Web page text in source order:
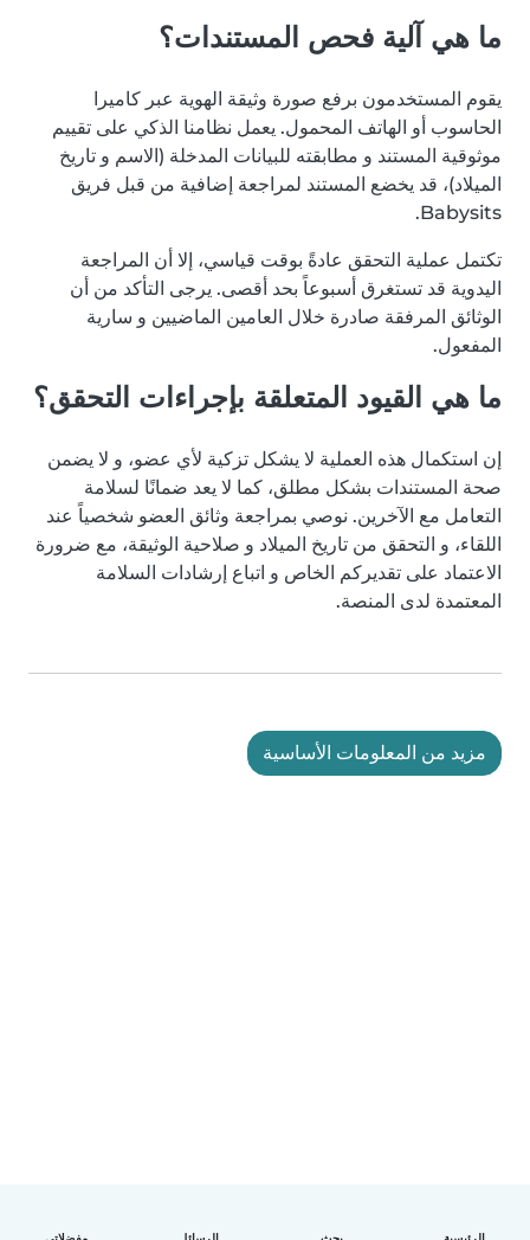
ما هي آلية فحص المستندات؟
يقوم المستخدمون برفع صورة وثيقة الهوية عبر كاميرا
الحاسوب أو الهاتف المحمول. يعمل نظامنا الذكي على تقييم
موثوقية المستند و مطابقته للبيانات المدخلة (الاسم و تاريخ
الميلاد)، قد يخضع المستند لمراجعة إضافية من قبل فريق
Babysits.
تكتمل عملية التحقق عادةً بوقت قياسي، إلا أن المراجعة
اليدوية قد تستغرق أسبوعاً بحد أقصى. يرجى التأكد من أن
الوثائق المرفقة صادرة خلال العامين الماضيين و سارية
المفعول.
ما هي القيود المتعلقة بإجراءات التحقق؟
إن استكمال هذه العملية لا يشكل تزكية لأي عضو، و لا يضمن
صحة المستندات بشكل مطلق، كما لا يعد ضمانًا لسلامة
التعامل مع الآخرين. نوصي بمراجعة وثائق العضو شخصياً عند
اللقاء، و التحقق من تاريخ الميلاد و صلاحية الوثيقة، مع ضرورة
الاعتماد على تقديركم الخاص و اتباع إرشادات السلامة
المعتمدة لدى المنصة.
مزيد من المعلومات الأساسية